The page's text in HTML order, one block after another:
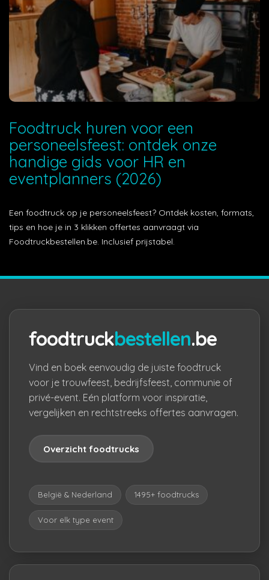
Foodtruck huren voor een
personeelsfeest: ontdek onze
handige gids voor HR en
eventplanners (2026)
Een foodtruck op je personeelsfeest? Ontdek kosten, formats,
tips en hoe je in 3 klikken offertes aanvraagt via
Foodtruckbestellen.be. Inclusief prijstabel.
foodtruckbestellen.be
Vind en boek eenvoudig de juiste foodtruck
voor je trouwfeest, bedrijfsfeest, communie of
privé-event. Eén platform voor inspiratie,
vergelijken en rechtstreeks offertes aanvragen.
Overzicht foodtrucks
België & Nederland 1495+ foodtrucks
Voor elk type event